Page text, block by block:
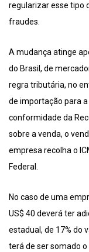
regularizar esse tipo
fraudes.
A mudança atinge
do Brasil, de
regra tributária, no
de importação para
conformidade da
sobre a venda, o
empresa recolha o
Federal.
No caso de uma
US$ 40 deverá ter
estadual, de 17% do
terá de ser somado